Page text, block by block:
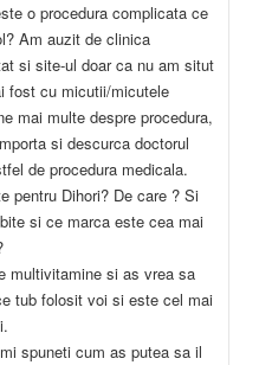
o procedura complicata ce
Am auzit de clinica
si site-ul doar ca nu am situt
fost cu micutii/micutele
mai multe despre procedura,
si descurca doctorul
de procedura medicala.
pentru Dihori? De care ? Si
si ce marca este cea mai
multivitamine si as vrea sa
tub folosit voi si este cel mai
spuneti cum as putea sa il